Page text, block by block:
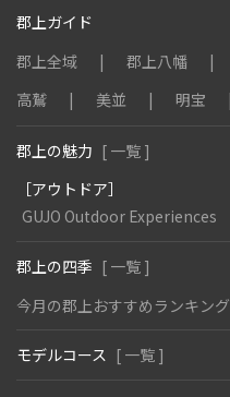
郡上ガイド
郡上全域
郡上八幡
高鷲
美並 明宝
郡上の魅力 [ 一覧 ]
［アウトドア］
GUJO Outdoor Experiences
郡上の四季 [ 一覧 ]
今月の郡上おすすめランキング
モデルコース [ 一覧 ]